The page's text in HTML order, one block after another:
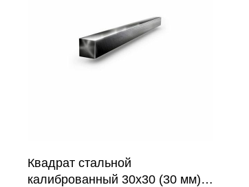
Квадрат стальной
калиброванный 30х30 (30 мм)